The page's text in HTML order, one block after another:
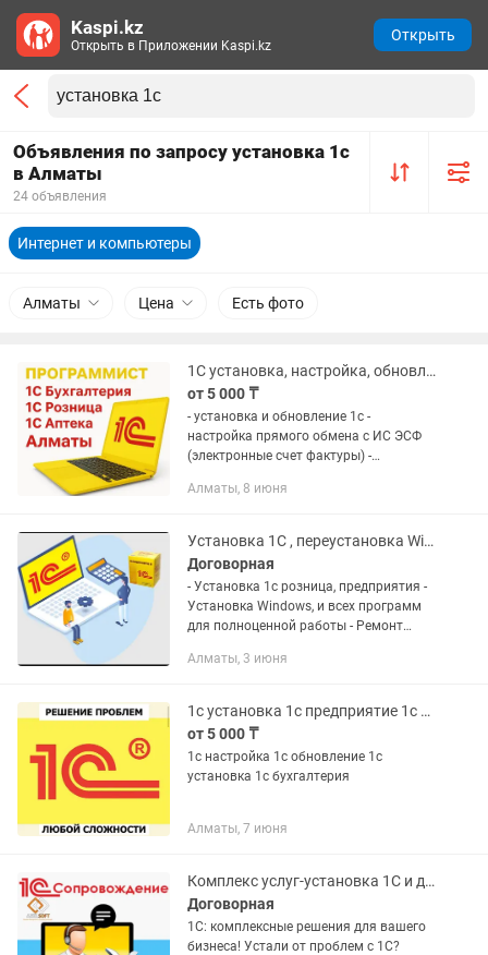
Объявления по запросу установка 1с
в Алматы
24 объявления
Интернет и компьютеры
Алматы Цена Есть фото
1С установка, настройка, обновление, эсф
от 5 000 ₸
- установка и обновление 1с -
настройка прямого обмена с ИС ЭСФ
(электронные счет фактуры) -
доработка 1с - перенос данных из
Алматы, 8 июня
Установка 1С , переустановка Windows и прочих программ
Договорная
- Установка 1с розница, предприятия -
Установка Windows, и всех программ
для полноценной работы - Ремонт
-Установка видеонаблюдение
Алматы, 3 июня
1с установка 1c предприятие 1с бухгалтерия
от 5 000 ₸
1с настройка 1с обновление 1с
установка 1c бухгалтерия
Алматы, 7 июня
Комплекс услуг-установка 1С и др программ, ЭСФ, СНТ, виртуальный склад
Договорная
1С: комплексные решения для вашего
бизнеса! Устали от проблем с 1С?
Kaspi.kz
Открыть в Приложении Kaspi.kz
Открыть